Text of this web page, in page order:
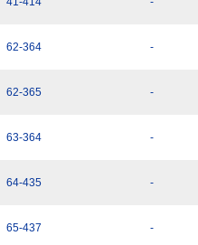
62-364 -
62-365 -
63-364 -
64-435 -
65-437 -